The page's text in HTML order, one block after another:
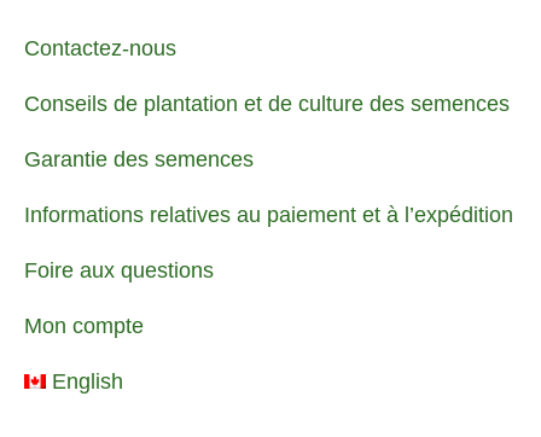
Contactez-nous
Conseils de plantation et de culture des semences
Garantie des semences
Informations relatives au paiement et à l’expédition
Foire aux questions
Mon compte
English